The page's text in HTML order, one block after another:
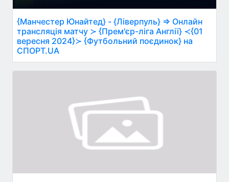
{Манчестер Юнайтед} - {Ліверпуль} ⇒ Онлайн
трансляція матчу ≻ {Прем'єр-ліга Англії} ≺{01
вересня 2024}≻ {Футбольний поєдинок} на
СПОРТ.UA